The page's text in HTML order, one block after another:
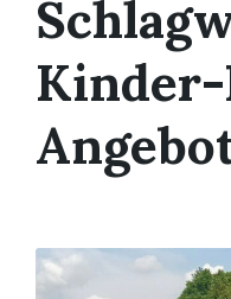
Read
More